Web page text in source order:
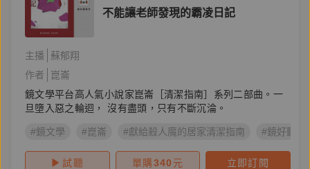
不能讓老師發現的霸凌日記
主播
蘇郁翔
作者
崑崙
鏡文學平台高人氣小說家崑崙［清潔指南］系列二部曲。一
旦墮入惡之輪迴， 沒有盡頭，只有不斷沉淪。
#鏡文學 #崑崙 #獻給殺人魔的居家清潔指南 #鏡好聽製
試聽 單購340 元 立即訂閱